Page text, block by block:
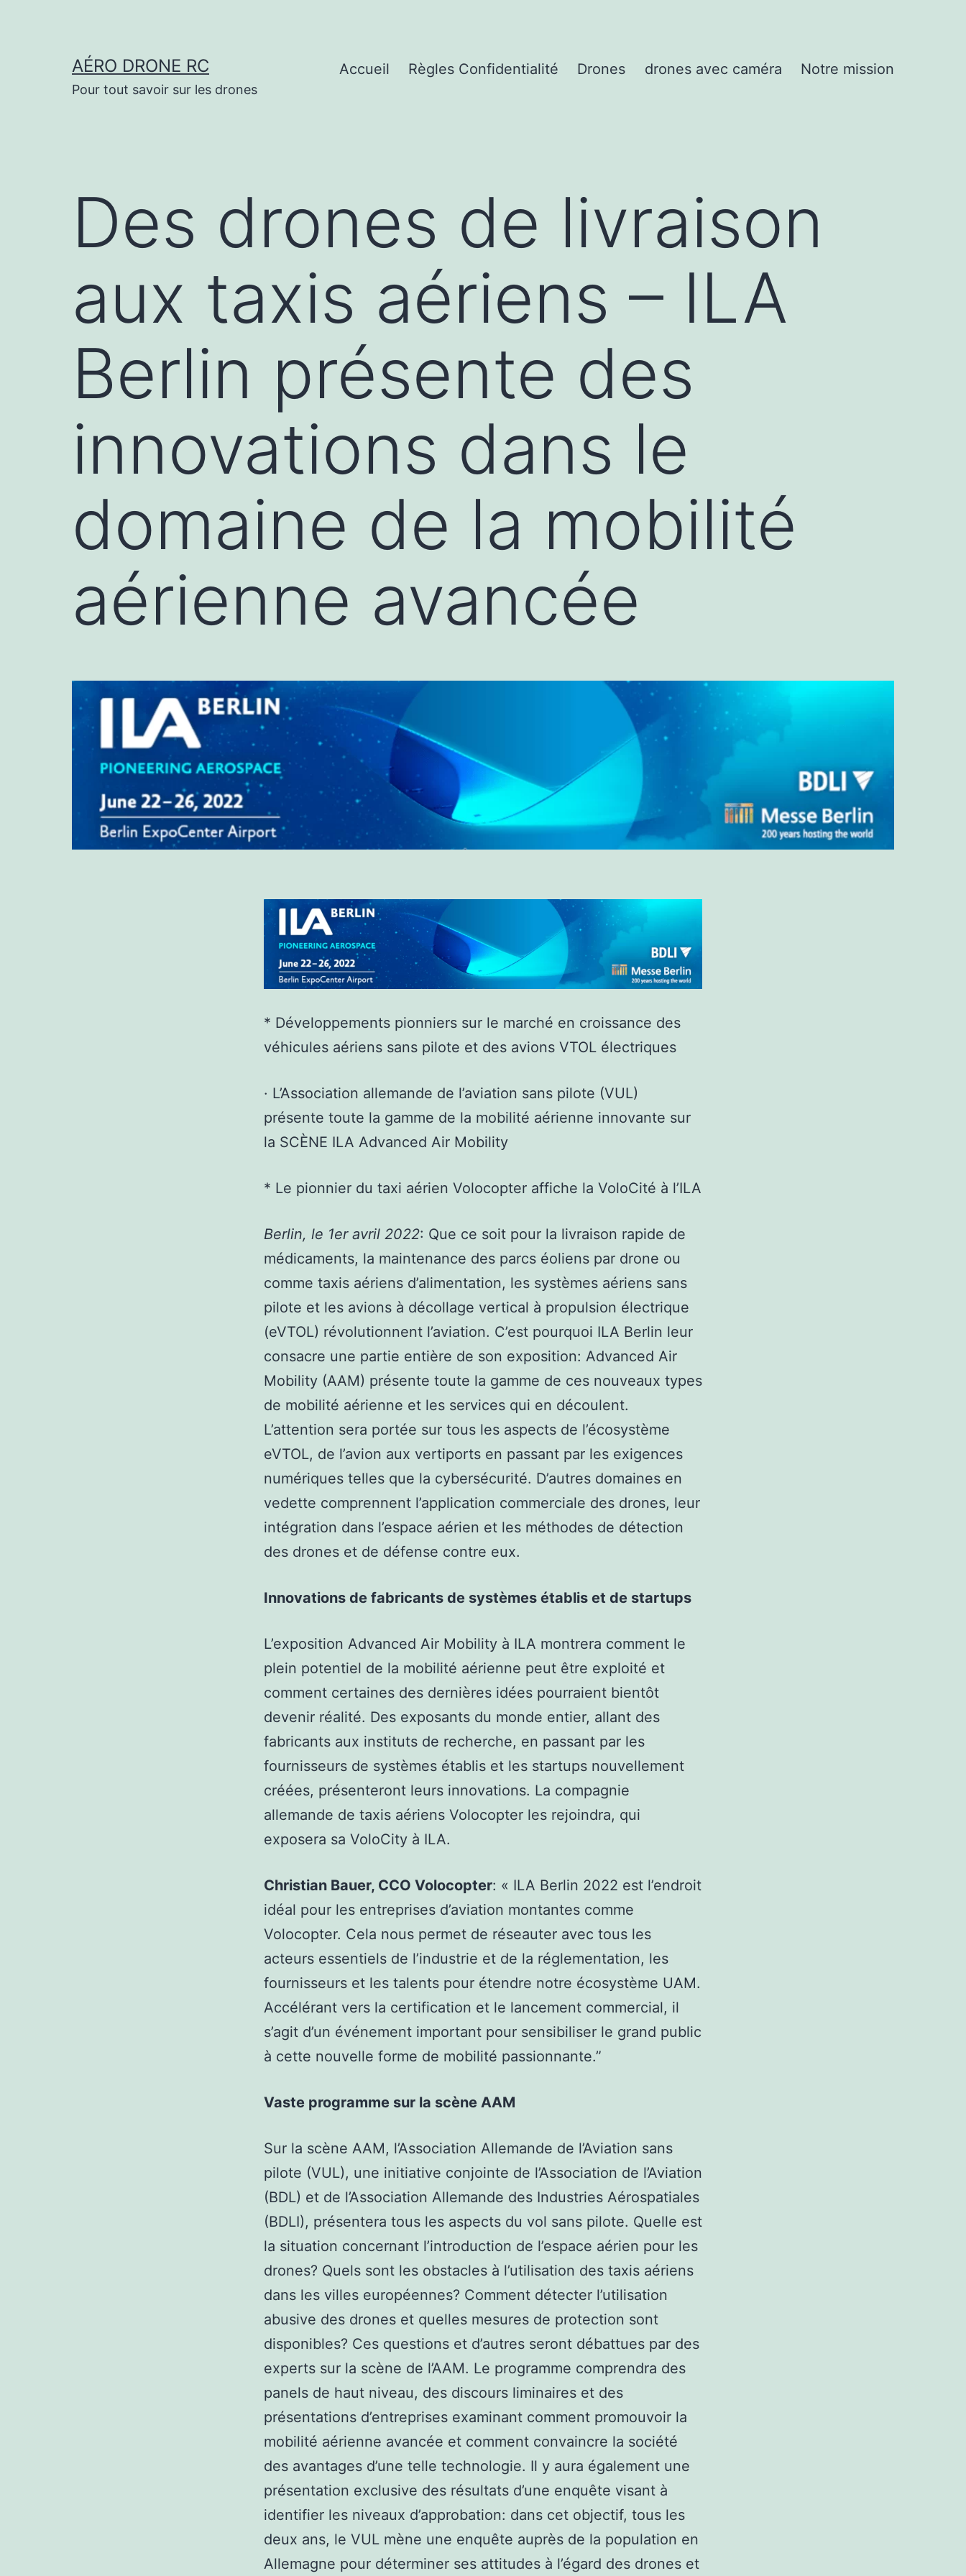
AÉRO DRONE RC
Pour tout savoir sur les drones
Accueil Règles Confidentialité Drones drones avec caméra Notre mission
Des drones de livraison
aux taxis aériens – ILA
Berlin présente des
innovations dans le
domaine de la mobilité
aérienne avancée
* Développements pionniers sur le marché en croissance des
véhicules aériens sans pilote et des avions VTOL électriques
· L’Association allemande de l’aviation sans pilote (VUL)
présente toute la gamme de la mobilité aérienne innovante sur
la SCÈNE ILA Advanced Air Mobility
* Le pionnier du taxi aérien Volocopter affiche la VoloCité à l’ILA
Berlin, le 1er avril 2022: Que ce soit pour la livraison rapide de
médicaments, la maintenance des parcs éoliens par drone ou
comme taxis aériens d’alimentation, les systèmes aériens sans
pilote et les avions à décollage vertical à propulsion électrique
(eVTOL) révolutionnent l’aviation. C’est pourquoi ILA Berlin leur
consacre une partie entière de son exposition: Advanced Air
Mobility (AAM) présente toute la gamme de ces nouveaux types
de mobilité aérienne et les services qui en découlent.
L’attention sera portée sur tous les aspects de l’écosystème
eVTOL, de l’avion aux vertiports en passant par les exigences
numériques telles que la cybersécurité. D’autres domaines en
vedette comprennent l’application commerciale des drones, leur
intégration dans l’espace aérien et les méthodes de détection
des drones et de défense contre eux.
Innovations de fabricants de systèmes établis et de startups
L’exposition Advanced Air Mobility à ILA montrera comment le
plein potentiel de la mobilité aérienne peut être exploité et
comment certaines des dernières idées pourraient bientôt
devenir réalité. Des exposants du monde entier, allant des
fabricants aux instituts de recherche, en passant par les
fournisseurs de systèmes établis et les startups nouvellement
créées, présenteront leurs innovations. La compagnie
allemande de taxis aériens Volocopter les rejoindra, qui
exposera sa VoloCity à ILA.
Christian Bauer, CCO Volocopter: « ILA Berlin 2022 est l’endroit
idéal pour les entreprises d’aviation montantes comme
Volocopter. Cela nous permet de réseauter avec tous les
acteurs essentiels de l’industrie et de la réglementation, les
fournisseurs et les talents pour étendre notre écosystème UAM.
Accélérant vers la certification et le lancement commercial, il
s’agit d’un événement important pour sensibiliser le grand public
à cette nouvelle forme de mobilité passionnante.”
Vaste programme sur la scène AAM
Sur la scène AAM, l’Association Allemande de l’Aviation sans
pilote (VUL), une initiative conjointe de l’Association de l’Aviation
(BDL) et de l’Association Allemande des Industries Aérospatiales
(BDLI), présentera tous les aspects du vol sans pilote. Quelle est
la situation concernant l’introduction de l’espace aérien pour les
drones? Quels sont les obstacles à l’utilisation des taxis aériens
dans les villes européennes? Comment détecter l’utilisation
abusive des drones et quelles mesures de protection sont
disponibles? Ces questions et d’autres seront débattues par des
experts sur la scène de l’AAM. Le programme comprendra des
panels de haut niveau, des discours liminaires et des
présentations d’entreprises examinant comment promouvoir la
mobilité aérienne avancée et comment convaincre la société
des avantages d’une telle technologie. Il y aura également une
présentation exclusive des résultats d’une enquête visant à
identifier les niveaux d’approbation: dans cet objectif, tous les
deux ans, le VUL mène une enquête auprès de la population en
Allemagne pour déterminer ses attitudes à l’égard des drones et